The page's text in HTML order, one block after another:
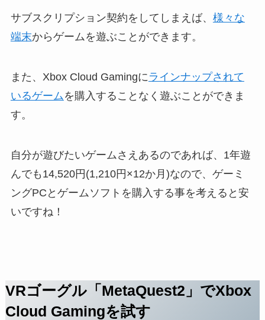
サブスクリプション契約をしてしまえば、 様々な
端末からゲームを遊ぶことができます。
また、Xbox Cloud Gamingにラインナップされて
いるゲームを購入することなく遊ぶことができま
す。
自分が遊びたいゲームさえあるのであれば、1年遊
んでも14,520円(1,210円×12か月)なので、ゲーミ
ングPCとゲームソフトを購入する事を考えると安
いですね！
VRゴーグル「MetaQuest2」でXbox
Cloud Gamingを試す